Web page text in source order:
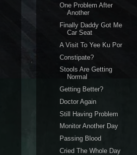
One Problem After
Another
Finally Daddy Got Me
Car Seat
A Visit To Yee Ku Por
Constipate?
Stools Are Getting
Normal
Getting Better?
Doctor Again
Still Having Problem
Monitor Another Day
Passing Blood
Cried The Whole Day